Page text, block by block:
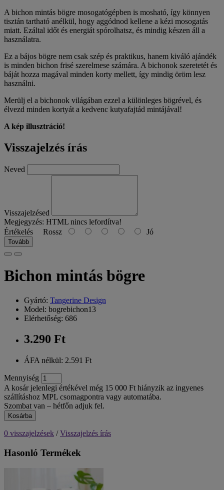
A bichon mintás bögre mosogatógépben is mosható, így könnyen
tisztán tartható anélkül, hogy aggódnod kellene a kézi mosogatás
miatt. Ezáltal időt és energiát spórolhatsz, és mindig készen áll a
használatra.
Ez a bájos bögre nem csak szép és praktikus, hanem kiváló ajándék
is minden bichon frisé szerelmese számára. A bichonok szeretetét és
báját hozza magával minden korty mellett, így mindig öröm lesz
használni.
Merülj el a bichonok világában ezzel a különleges bögrével, és
élvezd minden kortyát a kedvenc kutyafajtád mintájával!
A kép illusztráció!
Visszajelzés írás
Neved
Visszajelzésed
Megjegyzés: HTML nincs lefordítva!
Értékelés Rossz Jó
Tovább
Bichon mintás bögre
Gyártó: Tangerine Design
Model: bogrebichon13
Elérhetőség: 686
3.290 Ft
ÁFA nélkül: 2.591 Ft
Mennyiség
A kosár jelenlegi értékével még 15 000 Ft hiányzik az ingyenes
szállításhoz MPL csomagpontra vagy automatába.
Szombat van – hétfőn adjuk fel.
Kosárba
0 visszajelzések /Visszajelzés írás
Hasonló Termékek